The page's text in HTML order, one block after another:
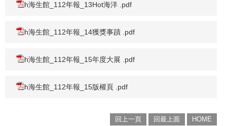
h海生館_112年報_13Hot海洋 .pdf
h海生館_112年報_14獲獎事蹟 .pdf
h海生館_112年報_15年度大展 .pdf
h海生館_112年報_15版權頁 .pdf
回上一頁 回最上面 HOME